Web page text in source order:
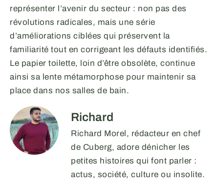
représenter l’avenir du secteur : non pas des
révolutions radicales, mais une série
d’améliorations ciblées qui préservent la
familiarité tout en corrigeant les défauts identifiés.
Le papier toilette, loin d’être obsolète, continue
ainsi sa lente métamorphose pour maintenir sa
place dans nos salles de bain.
Richard
Richard Morel, rédacteur en chef
de Cuberg, adore dénicher les
petites histoires qui font parler :
actus, société, culture ou insolite.